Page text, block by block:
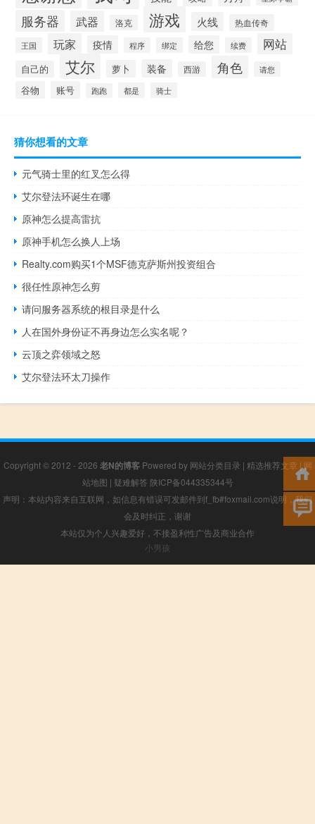
服务器 武器 洛克 游戏 火线 热血传奇
王国 玩家 疫情 程序 绑定 给您 续费 网站
自己的 艾尔 萝卜 装备 西游 角色 请您
谷物 账号 跑跑 都是 骑士
猜你想看的文章
元气骑士里的红叉怎么得
艾尔登法环诞生在哪
原神怎么提高雷抗
原神手机怎么换人上场
Realty.com购买1个MSF德克萨斯州投资组合
很任性原神怎么剪
请问服务器系统的根目录是什么
人在国外身份证不再身边怎么实名呢？
云顶之弈领域之怒
艾尔登法环太刀操作
Copyright © 2012 - 2026 老N的博客Powered by 网站分类目录 | 精选推荐文章 |网
站地图 | 疑难解答 陕ICP备044335344号
声明：本站内容来自互联网，如信息有错误可发邮件到f_fb#foxmail.com说明，我们
会及时纠正，谢谢
本站仅为个人兴趣爱好，不接盈利性广告及商业合作
小男孩